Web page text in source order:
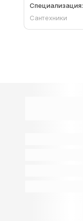
Специализация:
Сантехники